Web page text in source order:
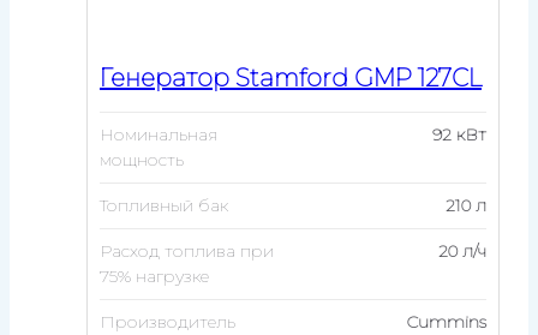
Генератор Stamford GMP 127CL
Номинальная
мощность
92 кВт
Топливный бак 210 л
Расход топлива при
75% нагрузке
20 л/ч
Производитель
Cummins